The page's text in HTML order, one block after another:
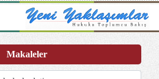
Makaleler